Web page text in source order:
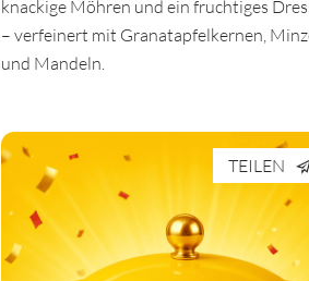
knackige Möhren und ein fruchtiges
– verfeinert mit Granatapfelkernen,
und Mandeln.
TEILEN